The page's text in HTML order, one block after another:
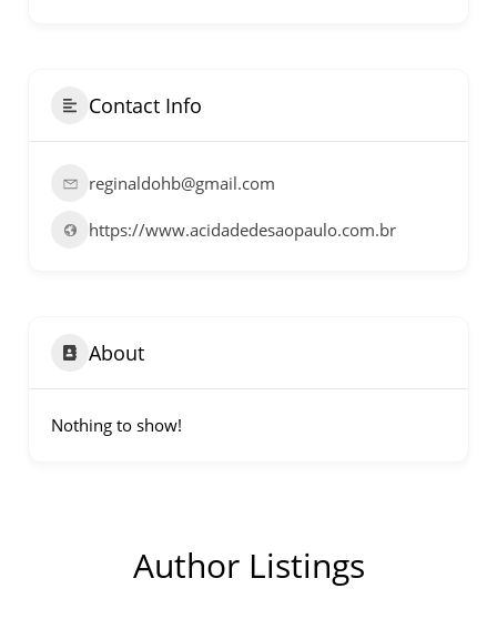
passeios imperdíveis
nos dias 18 e 19 de julho de
Contact Info
reginaldohb@gmail.com
https://www.acidadedesaopaulo.com.br
About
Nothing to show!
Author Listings